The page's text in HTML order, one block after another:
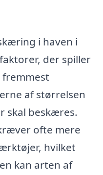
i haven i
der spiller
fremmest
af størrelsen
skal beskæres.
ofte mere
hvilket
kan arten af